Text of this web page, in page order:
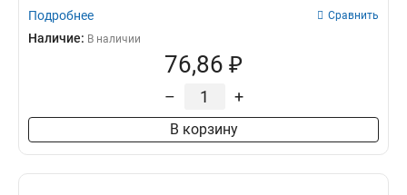
Подробнее Сравнить
Наличие: В наличии
76,86 ₽
– +
В корзину